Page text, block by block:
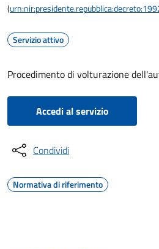
(
Servizio attivo
Procedimento di volturazione
Accedi al servizio
Condividi
Normativa di riferimento